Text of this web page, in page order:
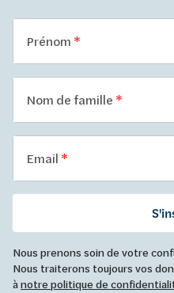
Prénom
Nom de famille
Email
Nous prenons soin de votre
Nous traiterons toujours vos
ànotre politique de